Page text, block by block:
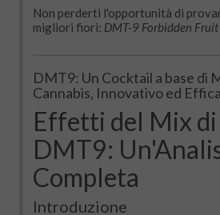
Non perderti l'opportunità di
migliori fiori: DMT-9 Forbidden Fruit
DMT9: Un Cocktail a base di
Cannabis, Innovativo ed
Effetti del Mix
DMT9:
Completa
Introduzione